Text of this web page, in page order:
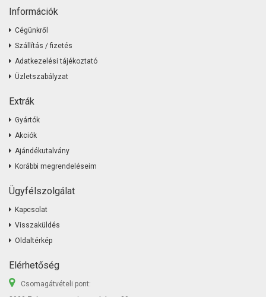
Információk
Cégünkről
Szállítás / fizetés
Adatkezelési tájékoztató
Üzletszabályzat
Extrák
Gyártók
Akciók
Ajándékutalvány
Korábbi megrendeléseim
Ügyfélszolgálat
Kapcsolat
Visszaküldés
Oldaltérkép
Elérhetőség
Csomagátvételi pont: